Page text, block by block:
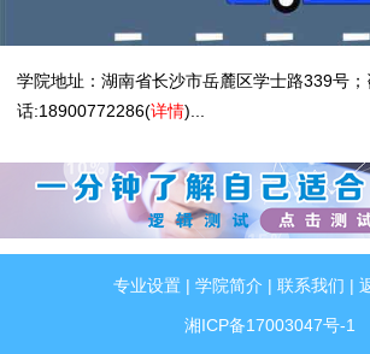
学院地址：湖南省长沙市岳麓区学士路339号
话:18900772286(详情)...
专业设置 | 学院简介 | 联系我们 |
湘ICP备17003047号-1